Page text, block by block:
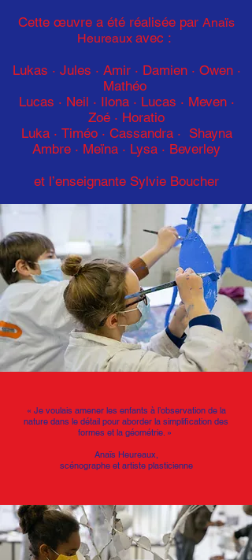
Cette œuvre a été réalisée par Anaïs
Heureaux avec :
Lukas · Jules · Amir · Damien · Owen ·
Mathéo
Lucas · Neil · Ilona · Lucas · Meven ·
Zoé · Horatio
Luka · Timéo · Cassandra · Shayna
Ambre · Meïna · Lysa · Beverley
et l’enseignante Sylvie Boucher
« Je voulais amener les enfants à l’observation de la
nature dans le détail pour aborder la simplification des
formes et la géométrie. »
Anaïs Heureaux,
scénographe et artiste plasticienne